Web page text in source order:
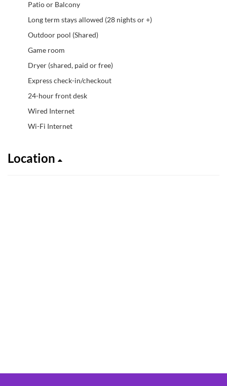
Patio or Balcony
Long term stays allowed (28 nights or +)
Outdoor pool (Shared)
Game room
Dryer (shared, paid or free)
Express check-in/checkout
24-hour front desk
Wired Internet
Wi-Fi Internet
Location